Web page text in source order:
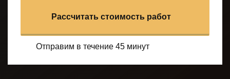
Рассчитать стоимость работ
Отправим в течение 45 минут